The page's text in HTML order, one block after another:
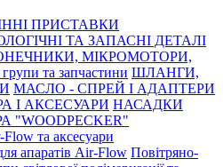
ПРИСТАВКИ
ТА ЗАПАСНІ ДЕТАЛІ
МІКРОМОТОРИ,
групи та запчастини ШЛАНГИ,
МАСЛО - СПРЕЙ І АДАПТЕРИ
І АКСЕСУАРИ НАСАДКИ
"WOODPECKER"
та аксесуари
апаратів Air-Flow Повітряно-